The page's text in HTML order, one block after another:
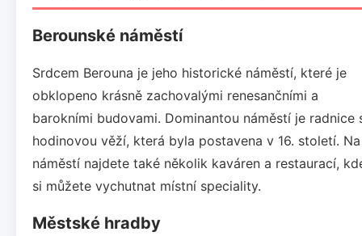
Berounské náměstí
Srdcem Berouna je jeho historické náměstí, které je
obklopeno krásně zachovalými renesančními a
barokními budovami. Dominantou náměstí je radnice
hodinovou věží, která byla postavena v 16. století. Na
náměstí najdete také několik kaváren a restaurací,
si můžete vychutnat místní speciality.
Městské hradby